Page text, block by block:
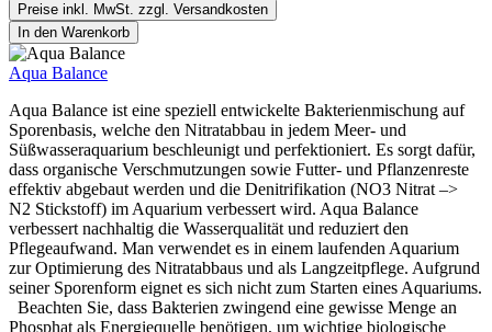
Preise inkl. MwSt. zzgl. Versandkosten
In den Warenkorb
Aqua Balance
Aqua Balance ist eine speziell entwickelte Bakterienmischung auf
Sporenbasis, welche den Nitratabbau in jedem Meer- und
Süßwasseraquarium beschleunigt und perfektioniert. Es sorgt dafür,
dass organische Verschmutzungen sowie Futter- und Pflanzenreste
effektiv abgebaut werden und die Denitrifikation (NO3 Nitrat –>
N2 Stickstoff) im Aquarium verbessert wird. Aqua Balance
verbessert nachhaltig die Wasserqualität und reduziert den
Pflegeaufwand. Man verwendet es in einem laufenden Aquarium
zur Optimierung des Nitratabbaus und als Langzeitpflege. Aufgrund
seiner Sporenform eignet es sich nicht zum Starten eines Aquariums.
Beachten Sie, dass Bakterien zwingend eine gewisse Menge an
Phosphat als Energiequelle benötigen, um wichtige biologische